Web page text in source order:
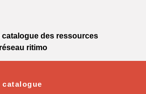
catalogue des ressources
ritimo